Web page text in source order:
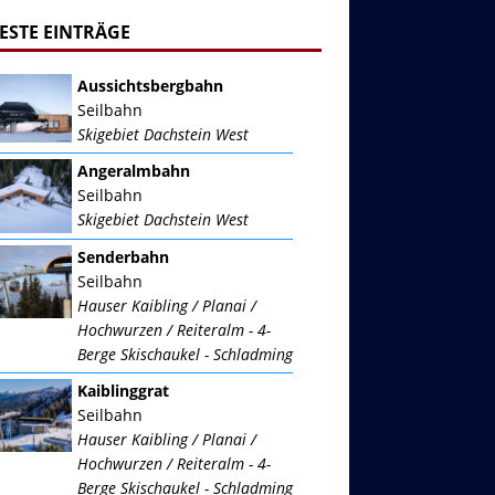
EINTRÄGE
Aussichtsbergbahn
Seilbahn
Skigebiet Dachstein West
Angeralmbahn
Seilbahn
Skigebiet Dachstein West
Senderbahn
Seilbahn
Hauser Kaibling / Planai /
Hochwurzen / Reiteralm - 4-
Berge Skischaukel - Schladming
Kaiblinggrat
Seilbahn
Hauser Kaibling / Planai /
Hochwurzen / Reiteralm - 4-
Berge Skischaukel - Schladming